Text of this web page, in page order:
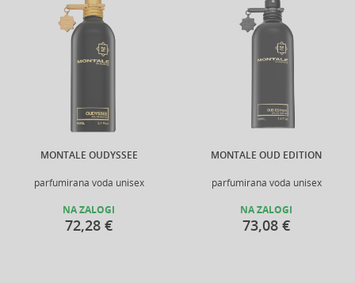
MONTALE OUDYSSEE
parfumirana voda unisex
NA ZALOGI
72,28 €
MONTALE OUD EDITION
parfumirana voda unisex
NA ZALOGI
73,08 €